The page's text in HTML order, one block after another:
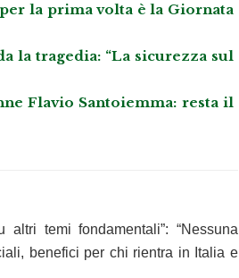
la prima volta è la Giornata
la tragedia: “La sicurezza sul
Flavio Santoiemma: resta il
temi fondamentali”: “Nessuna
benefici per chi rientra in Italia e